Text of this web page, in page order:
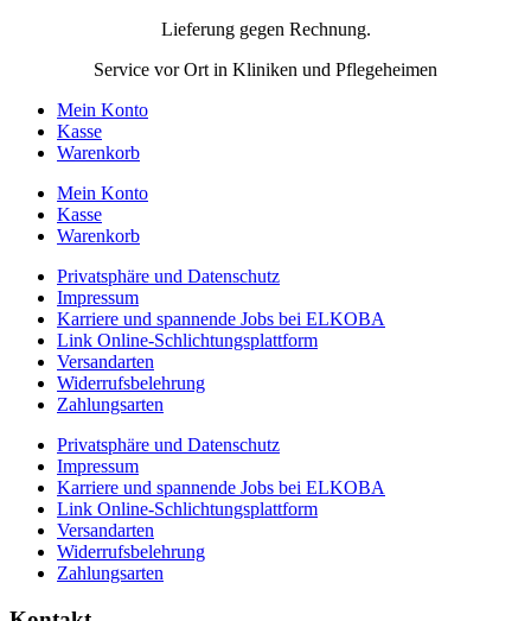
Lieferung gegen Rechnung.
Service vor Ort in Kliniken und Pflegeheimen
Mein Konto
Kasse
Warenkorb
Mein Konto
Kasse
Warenkorb
Privatsphäre und Datenschutz
Impressum
Karriere und spannende Jobs bei ELKOBA
Link Online-Schlichtungsplattform
Versandarten
Widerrufsbelehrung
Zahlungsarten
Privatsphäre und Datenschutz
Impressum
Karriere und spannende Jobs bei ELKOBA
Link Online-Schlichtungsplattform
Versandarten
Widerrufsbelehrung
Zahlungsarten